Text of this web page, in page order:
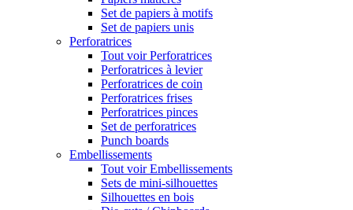
Set de papiers à motifs
Set de papiers unis
Perforatrices
Tout voir Perforatrices
Perforatrices à levier
Perforatrices de coin
Perforatrices frises
Perforatrices pinces
Set de perforatrices
Punch boards
Embellissements
Tout voir Embellissements
Sets de mini-silhouettes
Silhouettes en bois